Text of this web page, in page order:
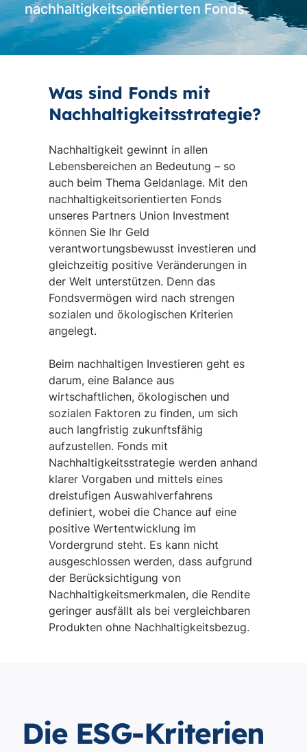
nachhaltigkeitsorientierten Fonds.
Was sind Fonds mit
Nachhaltigkeitsstrategie?
Nachhaltigkeit gewinnt in allen
Lebensbereichen an Bedeutung – so
auch beim Thema Geldanlage. Mit den
nachhaltigkeitsorientierten Fonds
unseres Partners Union Investment
können Sie Ihr Geld
verantwortungsbewusst investieren und
gleichzeitig positive Veränderungen in
der Welt unterstützen. Denn das
Fondsvermögen wird nach strengen
sozialen und ökologischen Kriterien
angelegt.
Beim nachhaltigen Investieren geht es
darum, eine Balance aus
wirtschaftlichen, ökologischen und
sozialen Faktoren zu finden, um sich
auch langfristig zukunftsfähig
aufzustellen. Fonds mit
Nachhaltigkeitsstrategie werden anhand
klarer Vorgaben und mittels eines
dreistufigen Auswahlverfahrens
definiert, wobei die Chance auf eine
positive Wertentwicklung im
Vordergrund steht. Es kann nicht
ausgeschlossen werden, dass aufgrund
der Berücksichtigung von
Nachhaltigkeitsmerkmalen, die Rendite
geringer ausfällt als bei vergleichbaren
Produkten ohne Nachhaltigkeitsbezug.
Die ESG-Kriterien